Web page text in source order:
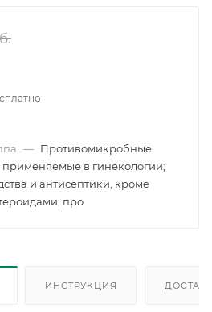
— Противомикробные
применяемые в гинекологии;
и антисептики, кроме
про
ИНСТРУКЦИЯ